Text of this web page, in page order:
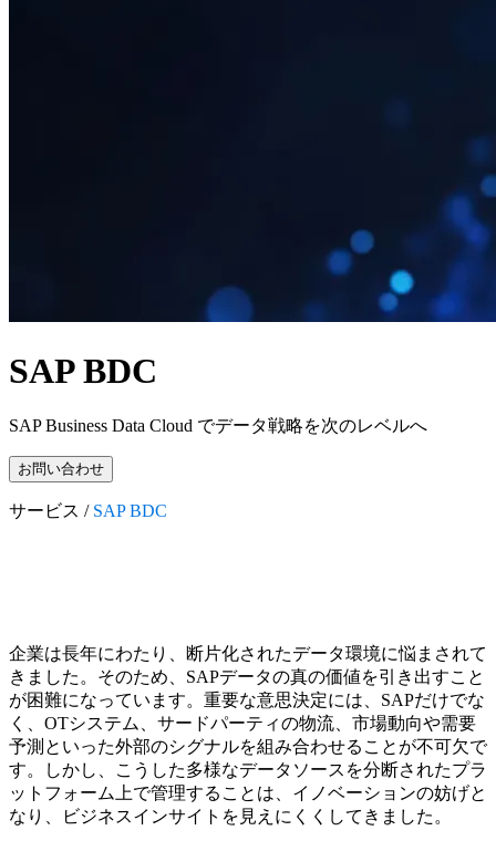
SAP BDC
SAP Business Data Cloud でデータ戦略を次のレベルへ
お問い合わせ
サービス / SAP BDC
企業は長年にわたり、断片化されたデータ環境に悩まされて
きました。そのため、SAPデータの真の価値を引き出すこと
が困難になっています。重要な意思決定には、SAPだけでな
く、OTシステム、サードパーティの物流、市場動向や需要
予測といった外部のシグナルを組み合わせることが不可欠で
す。しかし、こうした多様なデータソースを分断されたプラ
ットフォーム上で管理することは、イノベーションの妨げと
なり、ビジネスインサイトを見えにくくしてきました。